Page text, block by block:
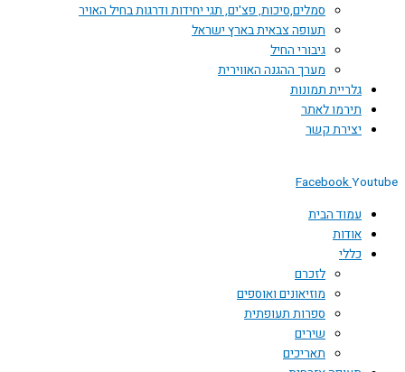
סמלים,סיכות, פצ'ים, תגי יחידות ודרגות בחיל האויר
תעופה צבאית בארץ ישראל
גיבורי החיל
מערך ההגנה האווירית
גלריית תמונות
תירמו לאתר
יצירת קשר
FacebookYoutube
עמוד הבית
אודות
כללי
לזכרם
מוזיאונים ואוספים
ספרות תעופתית
שירים
תאריכים